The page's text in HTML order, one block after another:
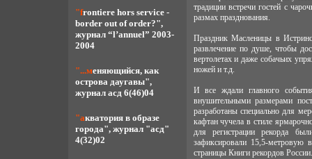
"frontiere hors service -
border out of order?",
журнал “l’annuel” 2003-
2004
"...меняющийся, как
острова даугавы",
журнал асд 6(46)04
"акватория в образе
города", журнал "асд"
4(32)02
традиции встречи гостей с
размах празднования.
Праздник Масленицы в
развлечение по душе, чтобы
вертолетах и даже собачьих
ножей и т.д.
И все ждали главного
внушительными размерами
разработаны специально для
кафтан чучела в стиле
для регистрации рекорда
зафиксировали 15,5-метровую
страницы Книги рекордов России.